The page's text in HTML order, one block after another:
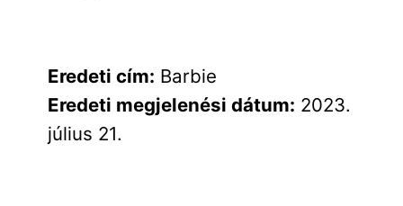
Eredeti cím: Barbie
Eredeti megjelenési dátum: 2023.
július 21.